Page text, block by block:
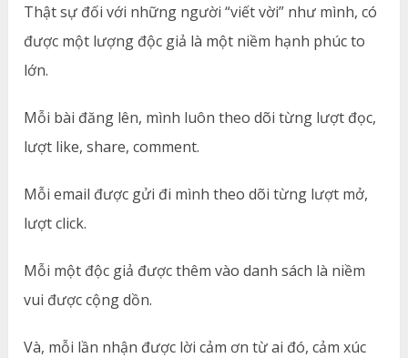
Thật sự đối với những người “viết vời” như mình, có
được một lượng độc giả là một niềm hạnh phúc to
lớn.
Mỗi bài đăng lên, mình luôn theo dõi từng lượt đọc,
lượt like, share, comment.
Mỗi email được gửi đi mình theo dõi từng lượt mở,
lượt click.
Mỗi một độc giả được thêm vào danh sách là niềm
vui được cộng dồn.
Và, mỗi lần nhận được lời cảm ơn từ ai đó, cảm xúc